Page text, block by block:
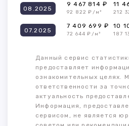
08.2025
9 467 814 ₽
92 822 ₽/м²
11
212
07.2025
7 409 699 ₽
72 644 ₽/м²
10
187
Данный сервис
предоставляет
ознакомительных целях.
ответственности за
актуальность
Информация,
сервисом, не является